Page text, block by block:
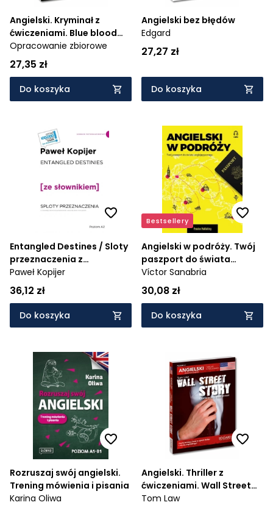
Angielski. Kryminał z
ćwiczeniami. Blue blood
murder / Morderstwo
arystokraty
Opracowanie zbiorowe
27,35 zł
Do koszyka
Angielski bez błędów
Edgard
27,27 zł
Do koszyka
Entangled Destines / Sloty
przeznaczenia z
podręcznym słownikiem
angielsko-polskim
Paweł Kopijer
36,12 zł
Do koszyka
Bestsellery
Angielski w podróży. Twój
paszport do świata
anglojęzycznego (A2-B2)
Víctor Sanabria
30,08 zł
Do koszyka
Rozruszaj swój angielski.
Trening mówienia i pisania
Karina Oliwa
Angielski. Thriller z
ćwiczeniami. Wall Street
Story
Tom Law